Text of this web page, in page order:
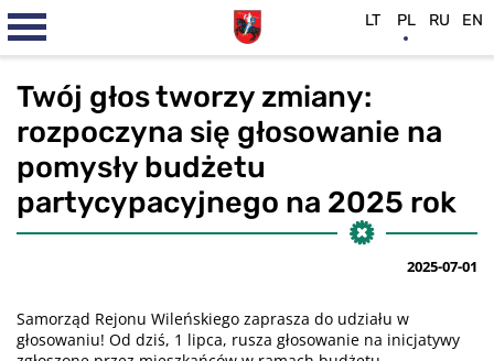
Twój głos tworzy zmiany:
rozpoczyna się głosowanie na
pomysły budżetu
partycypacyjnego na 2025 rok
2025-07-01
Samorząd Rejonu Wileńskiego zaprasza do udziału w
głosowaniu! Od dziś, 1 lipca, rusza głosowanie na inicjatywy
LT PL RU EN